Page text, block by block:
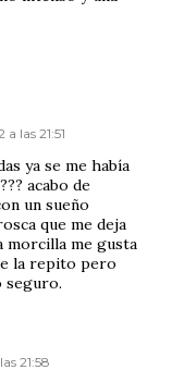
las 21:51
ya se me había
acabo de
un sueño
que me deja
morcilla me gusta
la repito pero
seguro.
21:58